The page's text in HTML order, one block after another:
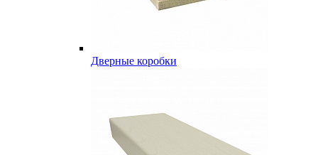
Дверные коробки